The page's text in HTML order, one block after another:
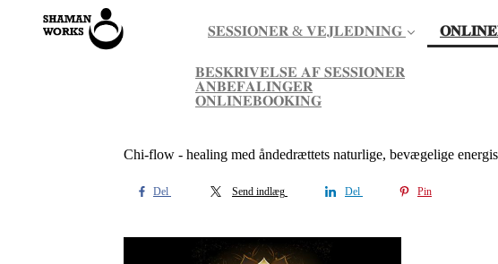
𝐒𝐄𝐒𝐒𝐈𝐎𝐍𝐄𝐑 & 𝐕𝐄𝐉𝐋𝐄𝐃𝐍𝐈𝐍𝐆
𝐁𝐄𝐒𝐊𝐑𝐈𝐕𝐄𝐋𝐒𝐄 𝐀𝐅 𝐒𝐄𝐒𝐒𝐈𝐎𝐍𝐄𝐑
𝐀𝐍𝐁𝐄𝐅𝐀𝐋𝐈𝐍𝐆𝐄𝐑
𝐎𝐍𝐋𝐈𝐍𝐄𝐁𝐎𝐎𝐊𝐈𝐍𝐆
Chi-flow - healing med åndedrættets naturlige, bevægelige
Del Send indlæg Del Pin